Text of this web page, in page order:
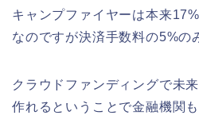
キャンプファイヤーは本来
なのですが決済手数料の5%の
クラウドファンディングで未
作れるということで金融機関